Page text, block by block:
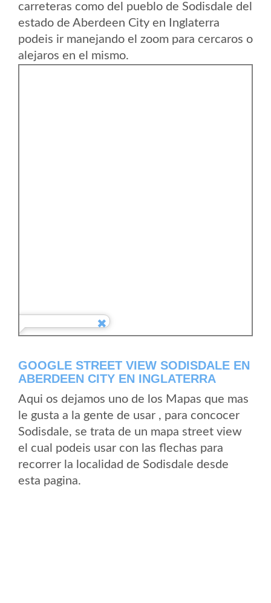
carreteras como del pueblo de Sodisdale del
estado de Aberdeen City en Inglaterra
podeis ir manejando el zoom para cercaros o
alejaros en el mismo.
GOOGLE STREET VIEW SODISDALE EN
ABERDEEN CITY EN INGLATERRA
Aqui os dejamos uno de los Mapas que mas
le gusta a la gente de usar , para concocer
Sodisdale, se trata de un mapa street view
el cual podeis usar con las flechas para
recorrer la localidad de Sodisdale desde
esta pagina.